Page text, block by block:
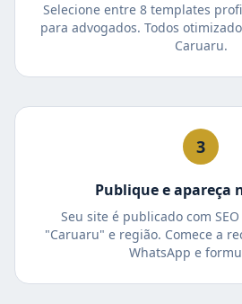
Selecione entre 8 templates
para advogados. Todos
Caruaru.
3
Publique e apareça
Seu site é publicado com
"Caruaru" e região. Comece a
WhatsApp e